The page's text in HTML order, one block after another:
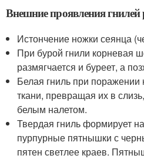
Внешние проявления гнилей
Истончение ножки сеянца
При бурой гнили корневая
размягчается и буреет, а
Белая гниль при поражении
ткани, превращая их в
белым налетом.
Твердая гниль формирует
пурпурные пятнышки с
пятен светлее краев.